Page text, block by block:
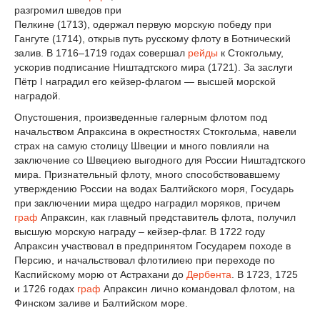
разгромил шведов при
Пелкине (1713), одержал первую морскую победу при
Гангуте (1714), открыв путь русскому флоту в Ботнический
залив. В 1716–1719 годах совершал рейды к Стокгольму,
ускорив подписание Ништадтского мира (1721). За заслуги
Пётр I наградил его кейзер-флагом — высшей морской
наградой.
Опустошения, произведенные галерным флотом под
начальством Апраксина в окрестностях Стокгольма, навели
страх на самую столицу Швеции и много повлияли на
заключение со Швециею выгодного для России Ништадтского
мира. Признательный флоту, много способствовавшему
утверждению России на водах Балтийского моря, Государь
при заключении мира щедро наградил моряков, причем
граф Апраксин, как главный представитель флота, получил
высшую морскую награду – кейзер-флаг. В 1722 году
Апраксин участвовал в предпринятом Государем походе в
Персию, и начальствовал флотилиею при переходе по
Каспийскому морю от Астрахани до Дербента . В 1723, 1725
и 1726 годах граф Апраксин лично командовал флотом, на
Финском заливе и Балтийском море.